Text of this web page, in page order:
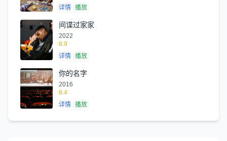
详情 播放
间谍过家家
2022
8.9
详情 播放
你的名字
2016
8.4
详情 播放